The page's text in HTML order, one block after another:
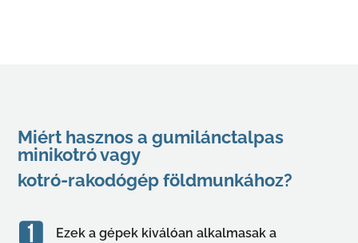
Miért hasznos a gumilánctalpas
minikotróvagy
kotró-rakodógép földmunkához?
Ezek a gépek kiválóan alkalmasak a